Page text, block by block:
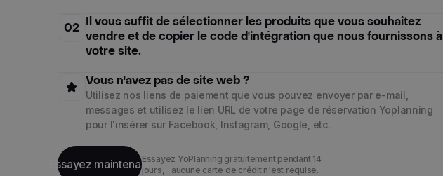
02 Il vous suffit de sélectionner les produits que vous souhaitez
vendre et de copier le code d'intégration que nous fournissons à
votre site.
Vous n'avez pas de site web ?
Utilisez nos liens de paiement que vous pouvez envoyer par e-mail,
messages et utilisez le lien URL de votre page de réservation Yoplanning
pour l'insérer sur Facebook, Instagram, Google, etc.
Essayez maintenantEssayez YoPlanning gratuitement pendant 14
jours, aucune carte de crédit n'est requise.